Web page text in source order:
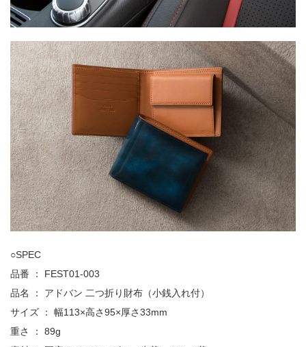
○SPEC
品番 ： FEST01-003
品名 ： アドバン 二つ折り財布（小銭入れ付）
サイズ ： 幅113×高さ95×厚さ33mm
重さ ： 89g